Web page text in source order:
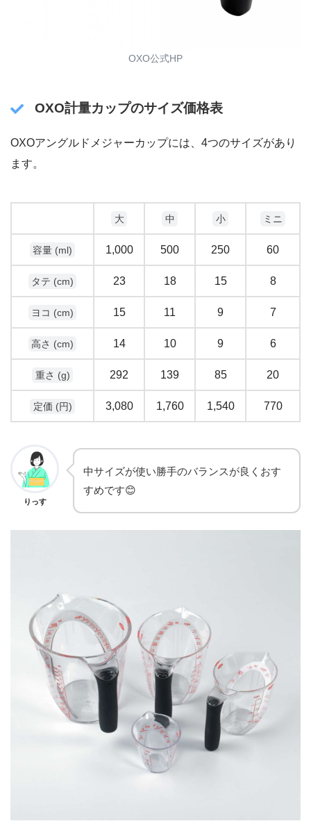
OXO公式HP
OXO計量カップのサイズ価格表
OXOアングルドメジャーカップには、4つのサイズがあり
ます。
大 中 小 ミニ
容量 (ml) 1,000 500 250 60
タテ (cm) 23 18 15 8
ヨコ (cm) 15 11 9 7
高さ (cm) 14 10 9 6
重さ (g) 292 139 85 20
定価 (円) 3,080 1,760 1,540 770
りっす
中サイズが使い勝手のバランスが良くおす
すめです😊